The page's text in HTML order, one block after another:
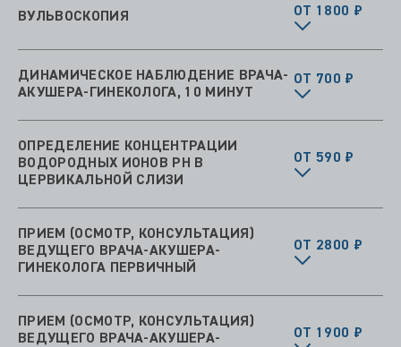
ВУЛЬВОСКОПИЯ ОТ 1800 ₽
ДИНАМИЧЕСКОЕ НАБЛЮДЕНИЕ ВРАЧА-
АКУШЕРА-ГИНЕКОЛОГА, 10 МИНУТ
ОТ 700 ₽
ОПРЕДЕЛЕНИЕ КОНЦЕНТРАЦИИ
ВОДОРОДНЫХ ИОНОВ PH В
ЦЕРВИКАЛЬНОЙ СЛИЗИ
ОТ 590 ₽
ПРИЕМ (ОСМОТР, КОНСУЛЬТАЦИЯ)
ВЕДУЩЕГО ВРАЧА-АКУШЕРА-
ГИНЕКОЛОГА ПЕРВИЧНЫЙ
ОТ 2800 ₽
ПРИЕМ (ОСМОТР, КОНСУЛЬТАЦИЯ)
ВЕДУЩЕГО ВРАЧА-АКУШЕРА-
ОТ 1900 ₽